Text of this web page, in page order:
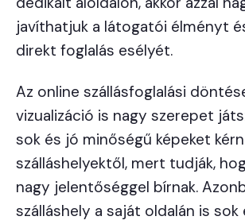
javíthatjuk a látogatói élményt
direkt foglalás esélyét.
Az online szállásfoglalási
vizualizáció is nagy szerepet
sok és jó minőségű képeket
szálláshelyektől, mert tudják,
nagy jelentőséggel bírnak.
szálláshely a saját oldalán is sok